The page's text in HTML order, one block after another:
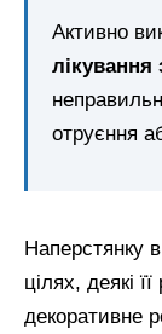
Активно
отруєння
Наперстянку
цілях, деякі
декоративне